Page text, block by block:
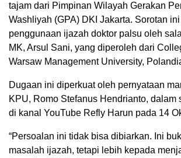
tajam dari Pimpinan Wilayah Gerakan
Washliyah (GPA) DKI Jakarta. Sorotan
penggunaan ijazah doktor palsu oleh
MK, Arsul Sani, yang diperoleh dari
Warsaw Management University,
Dugaan ini diperkuat oleh pernyataan
KPU, Romo Stefanus Hendrianto, dalam
di kanal YouTube Refly Harun pada 14
“Persoalan ini tidak bisa dibiarkan. Ini
masalah ijazah, tetapi lebih kepada